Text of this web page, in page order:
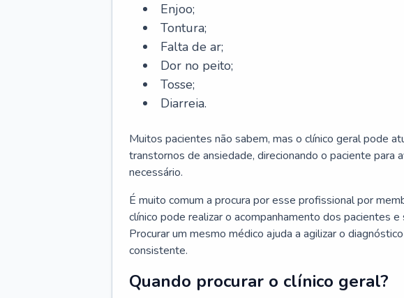
Enjoo;
Tontura;
Falta de ar;
Dor no peito;
Tosse;
Diarreia.
Muitos pacientes não sabem, mas o clínico geral pode
transtornos de ansiedade, direcionando o paciente para
necessário.
É muito comum a procura por esse profissional por
clínico pode realizar o acompanhamento dos pacientes
Procurar um mesmo médico ajuda a agilizar o
consistente.
Quando procurar o clínico geral?